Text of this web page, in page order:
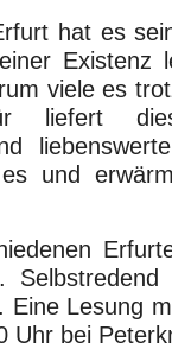
hat es
Existenz
viele es
liefert
und
Eine Lesung
Uhr bei